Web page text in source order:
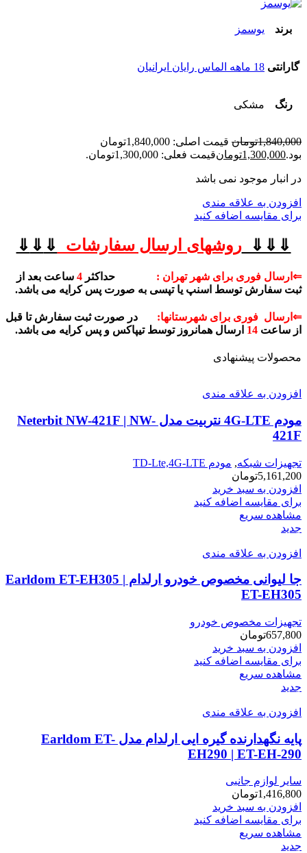
برند یوسمز
گارانتی 18 ماهه الماس رایان ایرانیان
رنگ مشکی
1,840,000تومان
قیمت اصلی: 1,840,000تومان
بود.1,300,000تومانقیمت فعلی: 1,300,000تومان.
در انبار موجود نمی باشد
افزودن به علاقه مندی
برای مقایسه اضافه کنید
⇓⇓⇓روشهای ارسال سفارشات ⇓
⇓
⇓
⇐ارسال فوری برای شهر تهران : حداکثر 4 ساعت بعد از
ثبت سفارش توسط اسنپ یا تپسی به صورت پس کرایه می باشد.
⇐ارسال فوری برای شهرستانها: در صورت ثبت سفارش تا قبل
از ساعت 14 ارسال همانروز توسط تیپاکس و پس کرایه می باشد.
محصولات پیشنهادی
افزودن به علاقه مندی
مودم 4G-LTE نتربیت مدل Neterbit NW-421F | NW-
421F
تجهیزات شبکه, مودم TD-Lte,4G-LTE
5,161,200تومان
افزودن به سبد خرید
برای مقایسه اضافه کنید
مشاهده سریع
جدید
افزودن به علاقه مندی
جا لیوانی مخصوص خودرو ارلدام Earldom ET-EH305 |
ET-EH305
تجهیزات مخصوص خودرو
657,800تومان
افزودن به سبد خرید
برای مقایسه اضافه کنید
مشاهده سریع
جدید
افزودن به علاقه مندی
پایه نگهدارنده گیره ایی ارلدام مدل Earldom ET-
EH290 | ET-EH-290
سایر لوازم جانبی
1,416,800تومان
افزودن به سبد خرید
برای مقایسه اضافه کنید
مشاهده سریع
جدید